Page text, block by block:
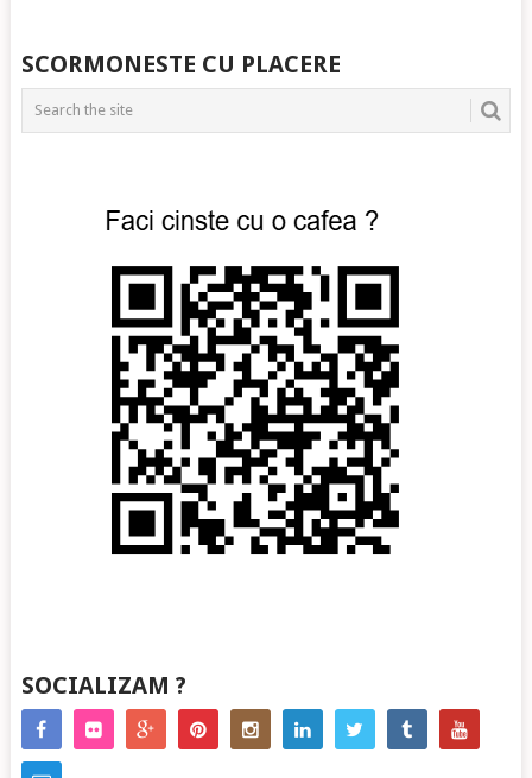
SCORMONESTE CU PLACERE
SOCIALIZAM ?